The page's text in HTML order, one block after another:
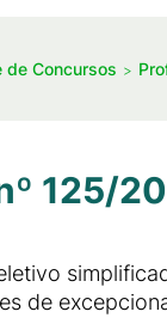
de Concursos
125/
de